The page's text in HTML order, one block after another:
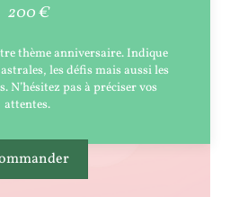
200 €
thème anniversaire. Indique
les défis mais aussi les
N’hésitez pas à préciser vos
attentes.